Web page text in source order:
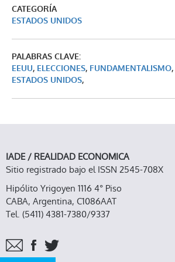
CATEGORÍA
ESTADOS UNIDOS
PALABRAS CLAVE:
EEUU, ELECCIONES, FUNDAMENTALISMO,
ESTADOS UNIDOS,
IADE / REALIDAD ECONOMICA
Sitio registrado bajo el ISSN 2545-708X
Hipólito Yrigoyen 1116 4° Piso
CABA, Argentina, C1086AAT
Tel. (5411) 4381-7380/9337